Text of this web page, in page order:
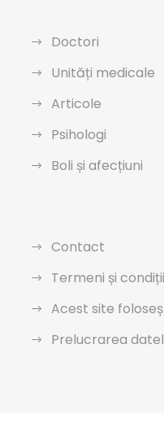
Doctori
Unități medicale
Articole
Psihologi
Boli și afecțiuni
Contact
Termeni și condiții
Acest site
Prelucrarea